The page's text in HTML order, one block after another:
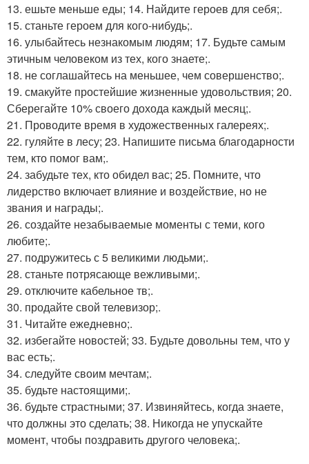
13. ешьте меньше еды; 14. Найдите героев для себя;.
15. станьте героем для кого-нибудь;.
16. улыбайтесь незнакомым людям; 17. Будьте самым
этичным человеком из тех, кого знаете;.
18. не соглашайтесь на меньшее, чем совершенство;.
19. смакуйте простейшие жизненные удовольствия; 20.
Сберегайте 10% своего дохода каждый месяц;.
21. Проводите время в художественных галереях;.
22. гуляйте в лесу; 23. Напишите письма благодарности
тем, кто помог вам;.
24. забудьте тех, кто обидел вас; 25. Помните, что
лидерство включает влияние и воздействие, но не
звания и награды;.
26. создайте незабываемые моменты с теми, кого
любите;.
27. подружитесь с 5 великими людьми;.
28. станьте потрясающе вежливыми;.
29. отключите кабельное тв;.
30. продайте свой телевизор;.
31. Читайте ежедневно;.
32. избегайте новостей; 33. Будьте довольны тем, что у
вас есть;.
34. следуйте своим мечтам;.
35. будьте настоящими;.
36. будьте страстными; 37. Извиняйтесь, когда знаете,
что должны это сделать; 38. Никогда не упускайте
момент, чтобы поздравить другого человека;.